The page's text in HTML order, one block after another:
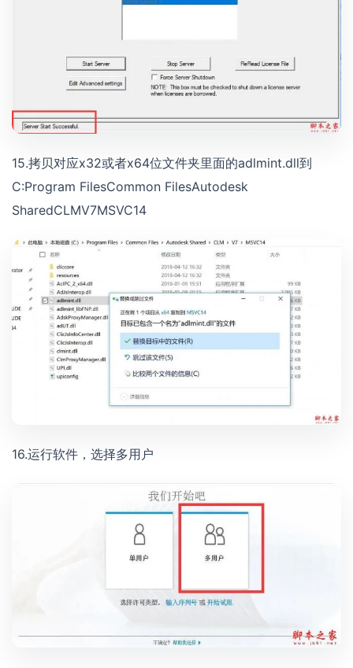
15.拷贝对应x32或者x64位文件夹里面的adlmint.dll到
C:Program FilesCommon FilesAutodesk
SharedCLMV7MSVC14
16.运行软件，选择多用户